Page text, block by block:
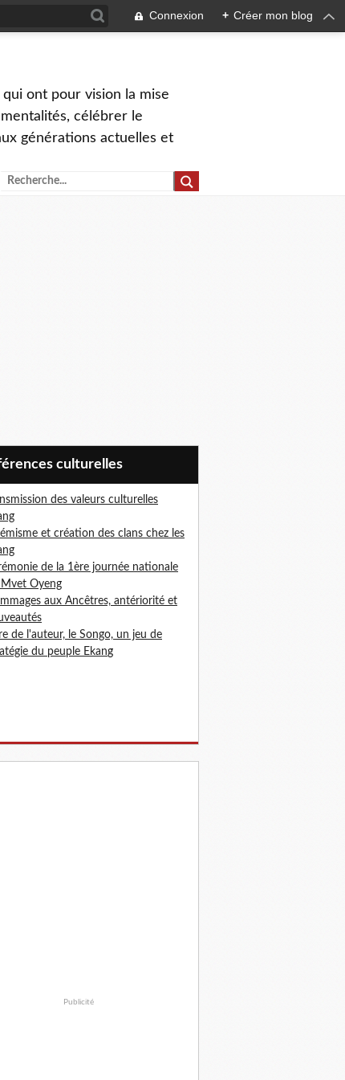
Connexion + Créer mon blog
ont pour vision la mise
célébrer le
générations actuelles et
culturelles
des valeurs culturelles
et création des clans chez les
de la 1ère journée nationale
Oyeng
aux Ancêtres, antériorité et
de l'auteur, le Songo, un jeu de
du peuple Ekang
Publicité